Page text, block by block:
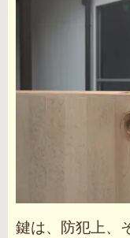
鍵は、防犯上、